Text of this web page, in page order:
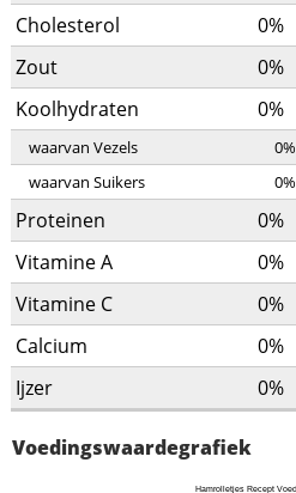
Cholesterol 0%
Zout
0%
Koolhydraten
0%
waarvan Vezels 0%
waarvan Suikers
0%
Proteinen 0%
Vitamine A
0%
Vitamine C
0%
Calcium
0%
Ijzer
0%
Voedingswaardegrafiek